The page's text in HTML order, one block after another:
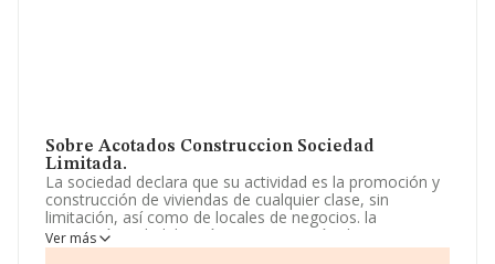
Sobre Acotados Construccion Sociedad
Limitada.
La sociedad declara que su actividad es la promoción y
construcción de viviendas de cualquier clase, sin
limitación, así como de locales de negocios. la
reparación, rehabilitación y conservación de
edificaciones y obras civiles, así como la demolición de
Ver más